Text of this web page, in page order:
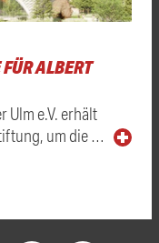
ALBERT E
Ulm e.V. erhält
um die …